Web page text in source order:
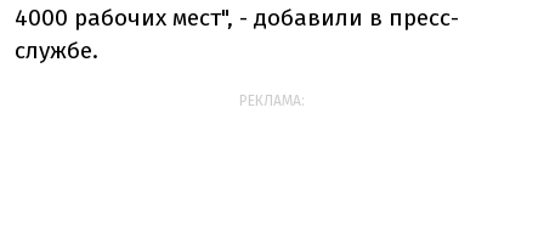
4000 рабочих мест", - добавили в пресс-
службе.
РЕКЛАМА: